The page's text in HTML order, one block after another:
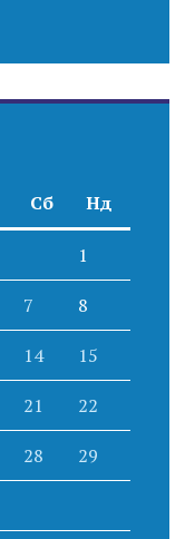
Сб Нд
1
7 8
14 15
21 22
28 29